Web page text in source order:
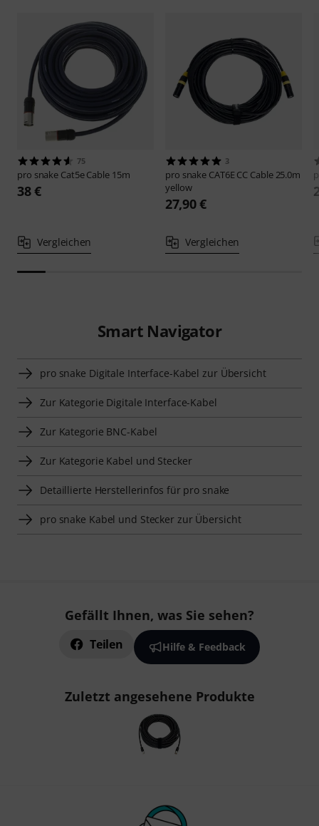
75
pro snake Cat5e Cable 15m
38 €
Vergleichen
3
pro snake CAT6E CC Cable 25.0m
yellow
27,90 €
Vergleichen
Smart Navigator
pro snake Digitale Interface-Kabel zur Übersicht
Zur Kategorie Digitale Interface-Kabel
Zur Kategorie BNC-Kabel
Zur Kategorie Kabel und Stecker
Detaillierte Herstellerinfos für pro snake
pro snake Kabel und Stecker zur Übersicht
Gefällt Ihnen, was Sie sehen?
Teilen Hilfe & Feedback
Zuletzt angesehene Produkte